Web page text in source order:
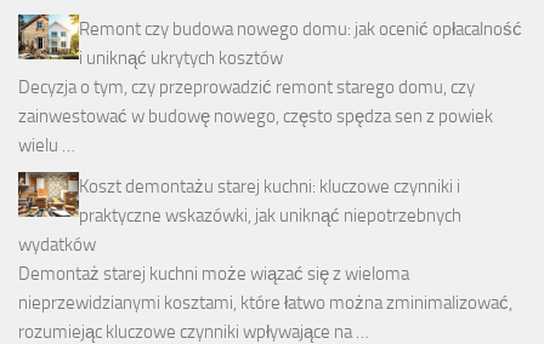
Remont czy budowa nowego domu: jak ocenić opłacalność
i uniknąć ukrytych kosztów
Decyzja o tym, czy przeprowadzić remont starego domu, czy
zainwestować w budowę nowego, często spędza sen z powiek
wielu …
Koszt demontażu starej kuchni: kluczowe czynniki i
praktyczne wskazówki, jak uniknąć niepotrzebnych
wydatków
Demontaż starej kuchni może wiązać się z wieloma
nieprzewidzianymi kosztami, które łatwo można zminimalizować,
rozumiejąc kluczowe czynniki wpływające na …